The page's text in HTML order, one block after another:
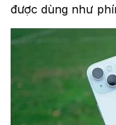
được dùng như